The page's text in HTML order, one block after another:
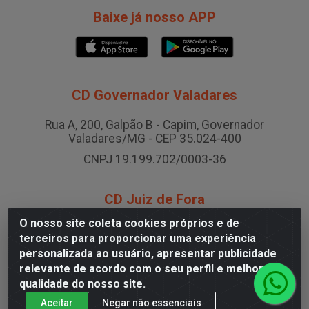
O nosso site coleta cookies próprios e de
terceiros para proporcionar uma experiência
personalizada ao usuário, apresentar publicidade
relevante de acordo com o seu perfil e melhorar a
qualidade do nosso site.
Aceitar Negar não essenciais
Baixe já nosso APP
CD Governador Valadares
Rua A, 200, Galpão B - Capim, Governador
Valadares/MG - CEP 35.024-400
CNPJ 19.199.702/0003-36
CD Juiz de Fora
Rodovia BR-040 , Nº 0, Área B2 Condominio Brasil
LOG - São Pedro, Juiz de Fora/MG
CNPJ 19.199.702/0005-06